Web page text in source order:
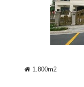
1.800m2